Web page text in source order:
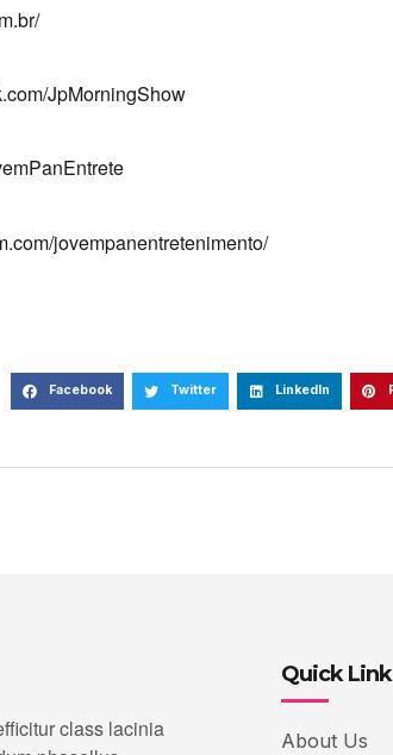
JpMorningShow
jovempanentretenimento/
Facebook Twitter LinkedIn
class lacinia
Quick
About Us